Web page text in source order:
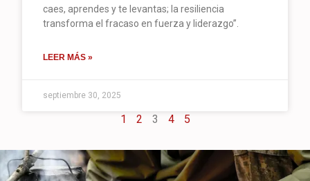
caes, aprendes y te levantas; la resiliencia
transforma el fracaso en fuerza y liderazgo”.
LEER MÁS »
septiembre 30, 2025
1 2 3 4 5